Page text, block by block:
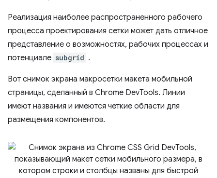
Реализация наиболее распространенного рабочего
процесса проектирования сетки может дать отличное
представление о возможностях, рабочих процессах и
потенциале subgrid .
Вот снимок экрана макросетки макета мобильной
страницы, сделанный в Chrome DevTools. Линии
имеют названия и имеются четкие области для
размещения компонентов.